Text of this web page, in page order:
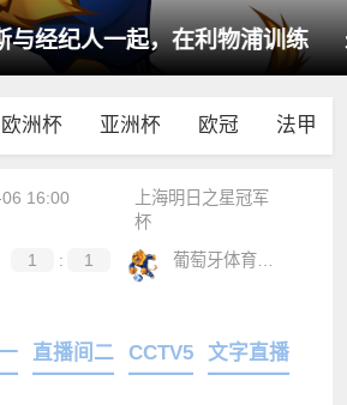
有向巴雷西致敬的人，这将永远
铭刻在我们心中
欧洲杯 亚洲杯 欧冠 法甲
16:00
上海明日之星冠军
杯
1 : 1
直播间二 CCTV5 文字直播